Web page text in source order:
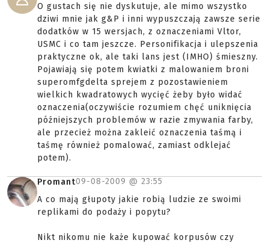
O gustach się nie dyskutuje, ale mimo wszystko
dziwi mnie jak g&P i inni wypuszczają zawsze serie
dodatków w 15 wersjach, z oznaczeniami Vltor,
USMC i co tam jeszcze. Personifikacja i ulepszenia
praktyczne ok, ale taki lans jest (IMHO) śmieszny.
Pojawiają się potem kwiatki z malowaniem broni
superomfgdelta sprejem z pozostawieniem
wielkich kwadratowych wycięć żeby było widać
oznaczenia(oczywiście rozumiem chęć uniknięcia
późniejszych problemów w razie zmywania farby,
ale przecież można zakleić oznaczenia taśmą i
taśmę również pomalować, zamiast odklejać
potem).
Promant09-08-2009 @ 23:55
A co mają głupoty jakie robią ludzie ze swoimi
replikami do podaży i popytu?
Nikt nikomu nie każe kupować korpusów czy